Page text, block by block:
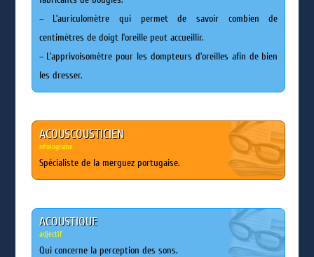
– L’auriculomètre qui permet de savoir combien de
centimètres de doigt l’oreille peut accueillir.
– L’apprivoisomètre pour les dompteurs d’oreilles afin de bien
les dresser.
ACOUSCOUSTICIEN
néologisme
Spécialiste de la merguez portugaise.
ACOUSTIQUE
adjectif
Qui concerne la perception des sons.